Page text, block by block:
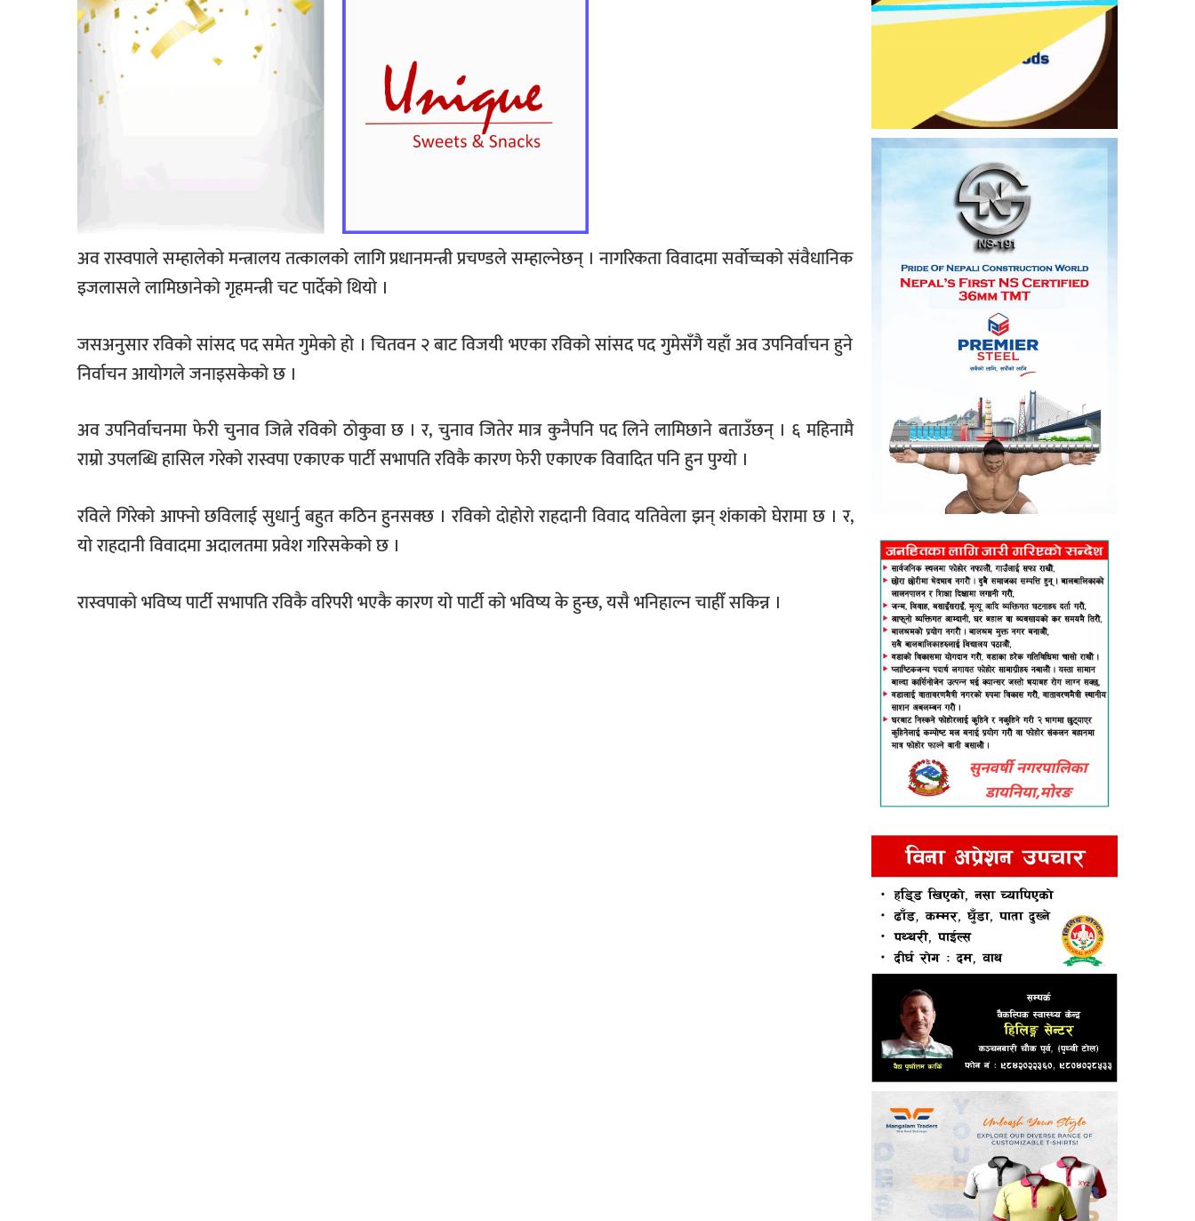
अव रास्वपाले सम्हालेको मन्त्रालय तत्कालको लागि प्रधानमन्त्री प्रचण्डले सम्हाल्नेछन् । नागरिकता विवादमा सर्वोच्चको संवैधानिक
इजलासले लामिछानेको गृहमन्त्री चट पार्देको थियो ।
जसअनुसार रविको सांसद पद समेत गुमेको हो । चितवन २ बाट विजयी भएका रविको सांसद पद गुमेसँगै यहाँ अव उपनिर्वाचन हुने
निर्वाचन आयोगले जनाइसकेको छ ।
अव उपनिर्वाचनमा फेरी चुनाव जित्ने रविको ठोकुवा छ । र, चुनाव जितेर मात्र कुनैपनि पद लिने लामिछाने बताउँछन् । ६ महिनामै
राम्रो उपलब्धि हासिल गरेको रास्वपा एकाएक पार्टी सभापति रविकै कारण फेरी एकाएक विवादित पनि हुन पुग्यो ।
रविले गिरेको आफ्नो छविलाई सुधार्नु बहुत कठिन हुनसक्छ । रविको दोहोरो राहदानी विवाद यतिवेला झन् शंकाको घेरामा छ । र,
यो राहदानी विवादमा अदालतमा प्रवेश गरिसकेको छ ।
रास्वपाको भविष्य पार्टी सभापति रविकै वरिपरी भएकै कारण यो पार्टी को भविष्य के हुन्छ, यसै भनिहाल्न चाहीँ सकिन्न ।